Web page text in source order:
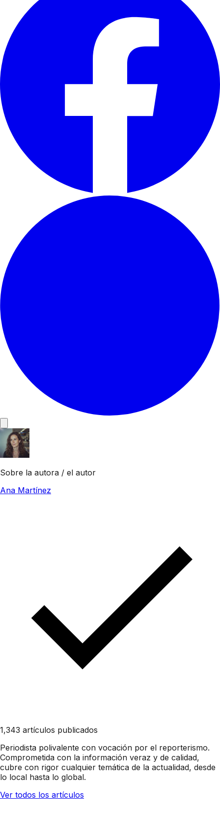
Sobre la autora / el autor
Ana Martínez
1,343 artículos publicados
Periodista polivalente con vocación por el reporterismo.
Comprometida con la información veraz y de calidad,
cubre con rigor cualquier temática de la actualidad, desde
lo local hasta lo global.
Ver todos los artículos